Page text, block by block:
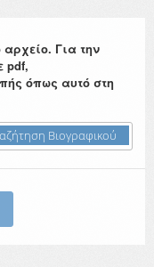
Για την
pdf,
όπως αυτό στη
Βιογραφικού